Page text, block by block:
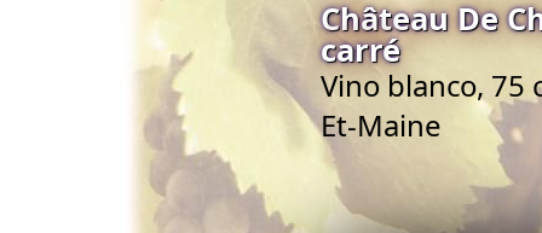
Château De
carré
Vino blanco, 75
Et-Maine